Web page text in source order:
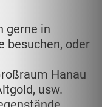
gerne in
besuchen, oder
Hanau
usw.